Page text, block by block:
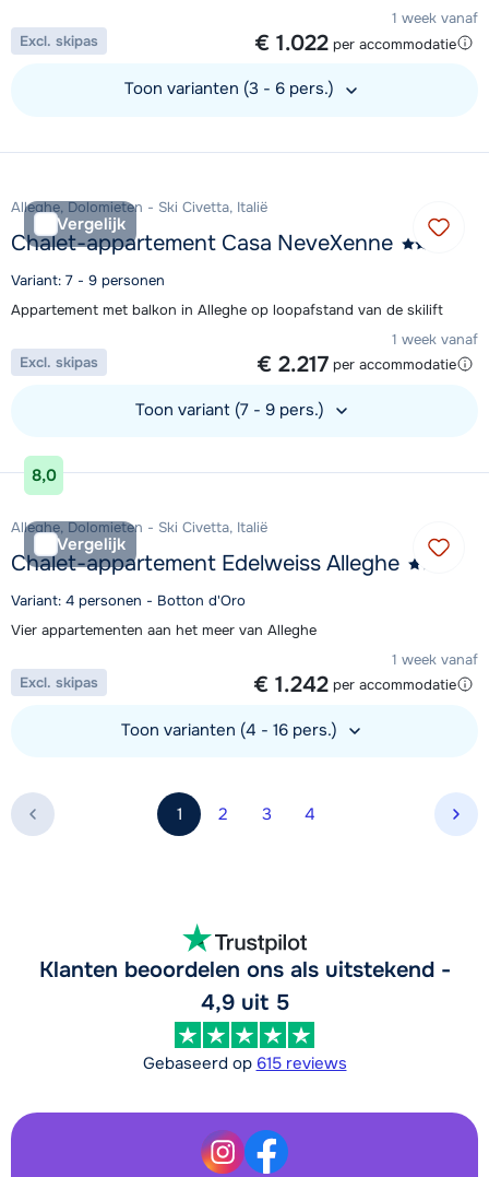
1 week vanaf
€ 1.022 per accommodatie
Excl. skipas
Toon varianten (3 - 6 pers.)
Vergelijk
Alleghe, Dolomieten - Ski Civetta, Italië
Chalet-appartement Casa NeveXenne
Variant: 7 - 9 personen
Appartement met balkon in Alleghe op loopafstand van de skilift
1 week vanaf
€ 2.217 per accommodatie
Excl. skipas
Toon variant (7 - 9 pers.)
Bekijk accommodatie
8,0
Vergelijk
Alleghe, Dolomieten - Ski Civetta, Italië
Chalet-appartement Edelweiss Alleghe
Variant: 4 personen - Botton d'Oro
Vier appartementen aan het meer van Alleghe
1 week vanaf
€ 1.242 per accommodatie
Excl. skipas
Toon varianten (4 - 16 pers.)
1 2 3 4
Klanten beoordelen ons als uitstekend -
4,9 uit 5
Gebaseerd op 615 reviews